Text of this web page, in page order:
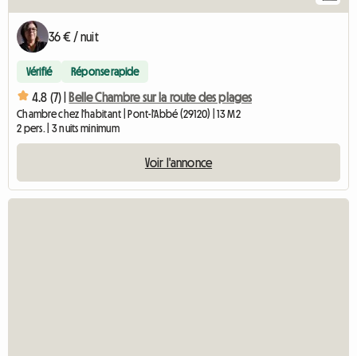
36 € / nuit
Vérifié Réponse rapide
4.8 (7) | Belle Chambre sur la route des plages
Chambre chez l'habitant | Pont-l'Abbé (29120) | 13 M2
2 pers. | 3 nuits minimum
Voir l'annonce